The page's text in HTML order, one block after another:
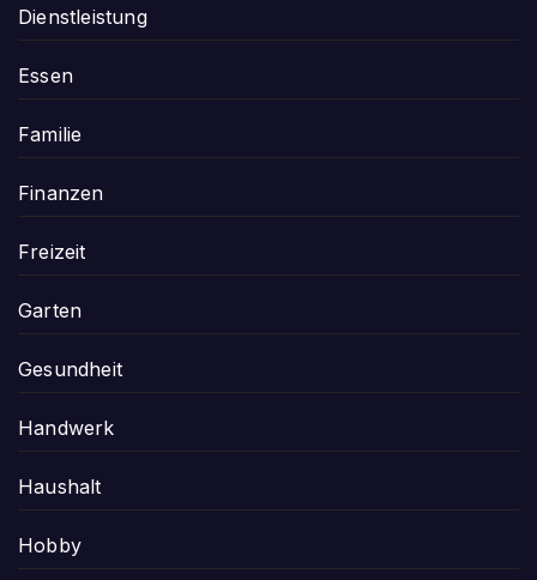
Dienstleistung
Essen
Familie
Finanzen
Freizeit
Garten
Gesundheit
Handwerk
Haushalt
Hobby